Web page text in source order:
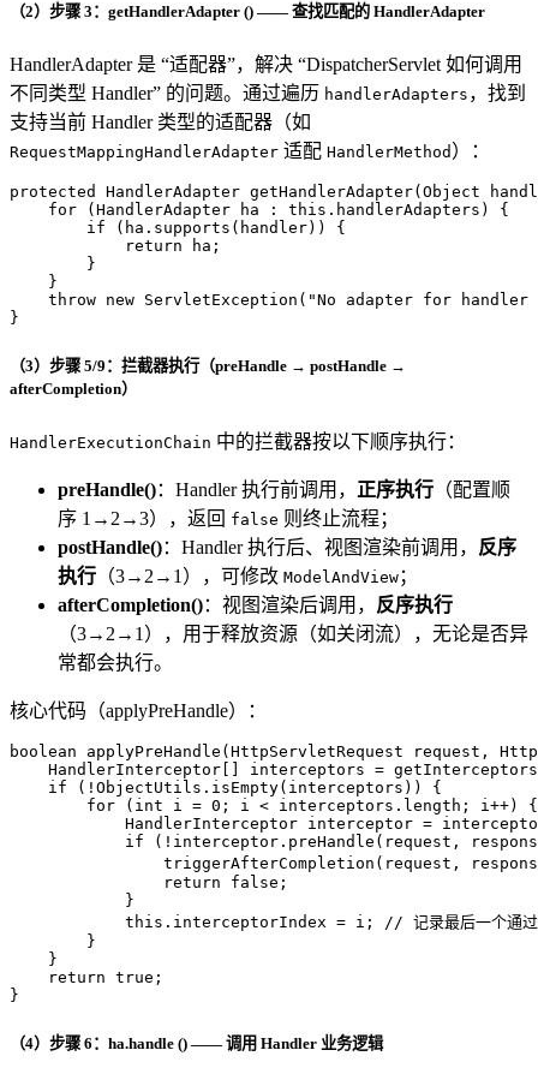
（2）步骤 3：getHandlerAdapter () —— 查找匹配的 HandlerAdapter
HandlerAdapter 是 “适配器”，解决 “DispatcherServlet 如何调用
不同类型 Handler” 的问题。通过遍历 handlerAdapters ，找到
支持当前 Handler 类型的适配器（如
RequestMappingHandlerAdapter 适配 HandlerMethod ）：
protected HandlerAdapter getHandlerAdapter(Object
for (HandlerAdapter ha : this .handlerAdapters) {
if (ha.supports(handler)) {
return ha;
        }
    }
throw new ServletException ( "No adapter for
}
（3）步骤 5/9：拦截器执行（preHandle → postHandle →
afterCompletion）
HandlerExecutionChain 中的拦截器按以下顺序执行：
preHandle()：Handler 执行前调用， 正序执行 （配置顺
序 1→2→3），返回 false 则终止流程；
postHandle()：Handler 执行后、视图渲染前调用， 反序
执行 （3→2→1），可修改 ModelAndView ；
afterCompletion()：视图渲染后调用， 反序执行
（3→2→1），用于释放资源（如关闭流），无论是否异
常都会执行。
核心代码（applyPreHandle）：
boolean applyPreHandle (HttpServletRequest request,
HandlerInterceptor[] interceptors =
if (!ObjectUtils.isEmpty(interceptors)) {
for ( int i = 0 ; i < interceptors.length; i++) {
HandlerInterceptor interceptor =
if (!interceptor.preHandle(request,
triggerAfterCompletion(request,
return
false ;
            }
this .interceptorIndex = i; // 记录最后一个通过
        }
    }
return true ;
}
（4）步骤 6：ha.handle () —— 调用 Handler 业务逻辑